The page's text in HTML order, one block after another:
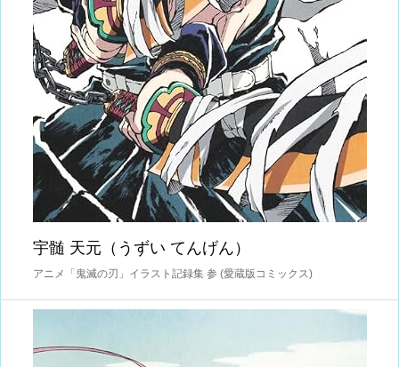
宇髄 天元（うずい てんげん）
アニメ「鬼滅の刃」イラスト記録集 参 (愛蔵版コミックス)